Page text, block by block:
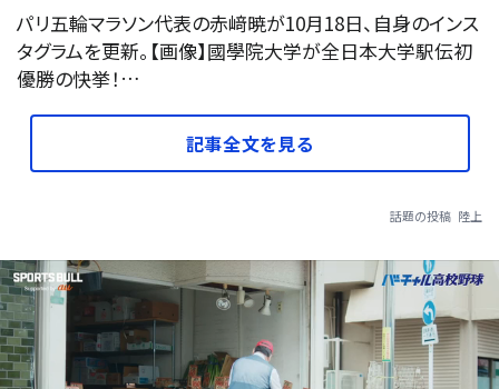
パリ五輪マラソン代表の赤﨑暁が10月18日、自身のインス
タグラムを更新。【画像】國學院大学が全日本大学駅伝初
優勝の快挙！…
記事全文を見る
話題の投稿 陸上